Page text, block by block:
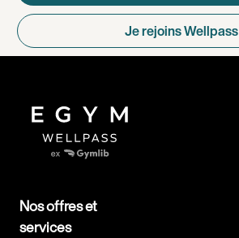
Je rejoins Wellpass
Nos offres et
services